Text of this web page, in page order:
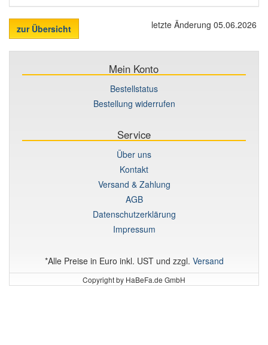
zur Übersicht letzte Änderung 05.06.2026
Mein Konto
Bestellstatus
Bestellung widerrufen
Service
Über uns
Kontakt
Versand & Zahlung
AGB
Datenschutzerklärung
Impressum
*Alle Preise in Euro inkl. UST und zzgl. Versand
Copyright by HaBeFa.de GmbH